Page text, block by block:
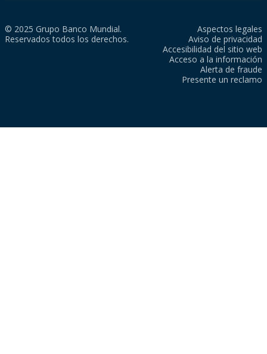
© 2025 Grupo Banco Mundial.
Reservados todos los derechos.
Aspectos legales
Aviso de privacidad
Accesibilidad del sitio web
Acceso a la información
Alerta de fraude
Presente un reclamo